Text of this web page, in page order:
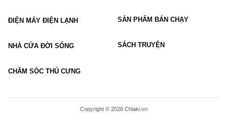
ĐIỆN MÁY ĐIỆN LẠNH
NHÀ CỬA ĐỜI SỐNG
CHĂM SÓC THÚ CƯNG
SẢN PHẨM BÁN CHẠY
SÁCH TRUYỆN
Copyright © 2026 Chiaki.vn